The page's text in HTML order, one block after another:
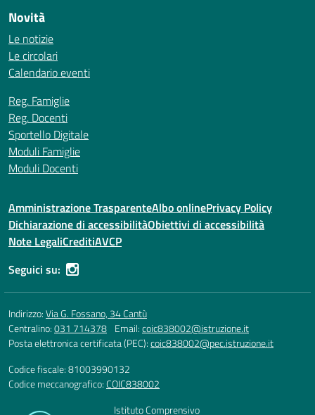
Novità
Le notizie
Le circolari
Calendario eventi
Reg. Famiglie
Reg. Docenti
Sportello Digitale
Moduli Famiglie
Moduli Docenti
Amministrazione TrasparenteAlbo onlinePrivacy Policy
Dichiarazione di accessibilitàObiettivi di accessibilità
Note LegaliCreditiAVCP
Seguici su:
Indirizzo:Via G. Fossano, 34 Cantù
Centralino:031 714378 Email:coic838002@istruzione.it
Posta elettronica certificata (PEC):coic838002@pec.istruzione.it
Codice fiscale: 81003990132
Codice meccanografico:COIC838002
Istituto Comprensivo